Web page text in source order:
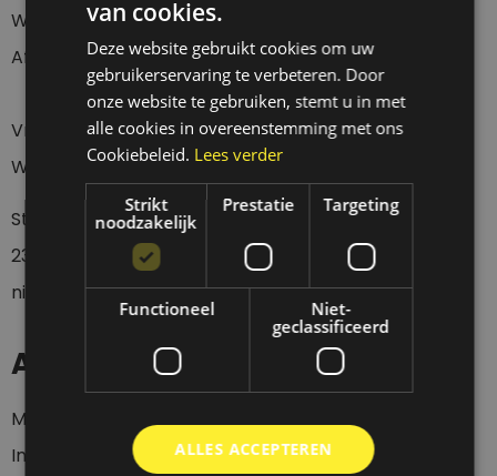
Webshop 24/7
Afhalen Donderdag t/m Zaterdag tussen 12 en 18 uur.
Vragen over een verzending?
Wacht eerst 4 werkdagen geduldig af a.u.b.
Stuur een whatsapp of sms bericht op06-
23437536
wanneer je langs wil komen, want wij zijn
niet altijd aanwezig.
Account
Mijn account
Inloggen
van cookies.
Deze website gebruikt cookies om uw
gebruikerservaring te verbeteren. Door
onze website te gebruiken, stemt u in met
alle cookies in overeenstemming met ons
Cookiebeleid. Lees verder
Strikt
noodzakelijk
Prestatie Targeting
Functioneel
Niet-
geclassificeerd
ALLES ACCEPTEREN